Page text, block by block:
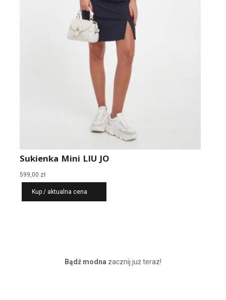
Sukienka Mini LIU JO
599,00 zł
Kup / aktualna cena
Bądź modna zacznij już teraz!